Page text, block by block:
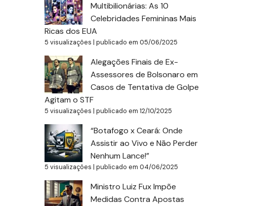
Multibilionárias: As 10
Celebridades Femininas Mais
Ricas dos EUA
5 visualizações | publicado em 05/06/2025
Alegações Finais de Ex-
Assessores de Bolsonaro em
Casos de Tentativa de Golpe
Agitam o STF
5 visualizações | publicado em 12/10/2025
“Botafogo x Ceará: Onde
Assistir ao Vivo e Não Perder
Nenhum Lance!”
5 visualizações | publicado em 04/06/2025
Ministro Luiz Fux Impõe
Medidas Contra Apostas